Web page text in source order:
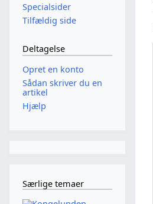
Specialsider
Tilfældig side
Deltagelse
Opret en konto
Sådan skriver du en
artikel
Hjælp
Særlige temaer